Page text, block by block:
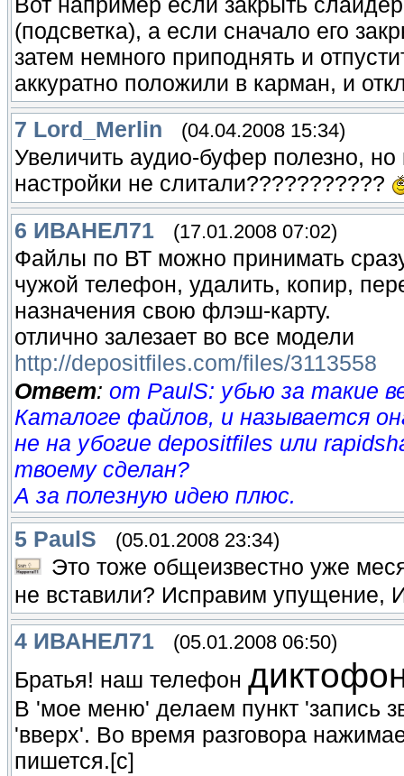
(подсветка), а если сначало его
затем немного приподнять и
аккуратно положили в карман, и
7 Lord_Merlin (04.04.2008 15:34)
Увеличить аудио-буфер полезно, но
настройки не слитали???????????
6 ИВАНЕЛ71 (17.01.2008 07:02)
Файлы по ВТ можно принимать
чужой телефон, удалить, копир,
назначения свою флэш-карту.
отлично залезает во все модели
http://depositfiles.com/files/3113558
Ответ: от PaulS: убью за такие
Каталоге файлов, и называется
не на убогие depositfiles или
твоему сделан?
А за полезную идею плюс.
5 PaulS (05.01.2008 23:34)
Это тоже общеизвестно уже
не вставили? Исправим упущение,
4 ИВАНЕЛ71 (05.01.2008 06:50)
Братья! наш телефон
В 'мое меню' делаем пункт 'запись
'вверх'. Во время разговора
пишется.[c]